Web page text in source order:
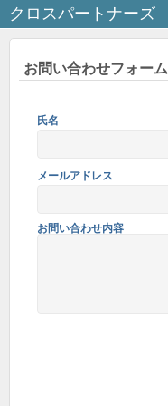
クロスパートナーズ
お問い合わせフォーム
氏名
メールアドレス
お問い合わせ内容